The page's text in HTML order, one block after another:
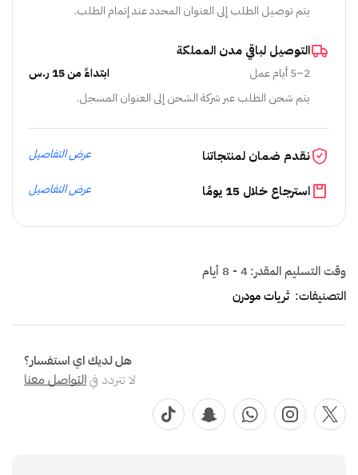
يتم توصيل الطلب إلى العنوان المحدد عند إتمام الطلب.
التوصيل لباقي مدن المملكة
2–5 أيام عمل
ابتداءً من 15 ر.س
يتم شحن الطلب عبر شركة الشحن إلى العنوان المسجل.
نقدم ضمان لمنتجاتنا عرض التفاصيل
استرجاع خلال 15 يومًا عرض التفاصيل
وقت التسليم المقدر:4 - 8 أيام
التصنيفات: ثريات مودرن
هل لديك اي استفسار؟
لا تتردد فيالتواصل معنا